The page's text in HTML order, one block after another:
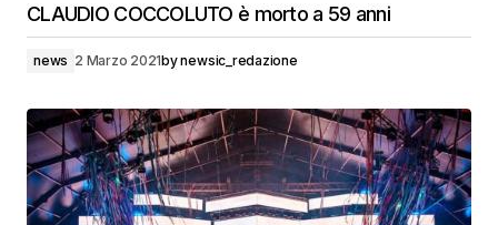
CLAUDIO COCCOLUTO è morto a 59 anni
news 2 Marzo 2021bynewsic_redazione